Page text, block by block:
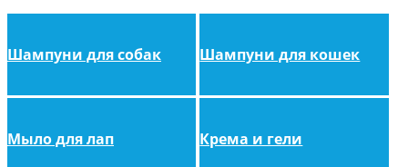
Шампуни для собак Шампуни для кошек
Мыло для лап Крема и гели